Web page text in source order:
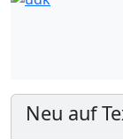
Neu auf